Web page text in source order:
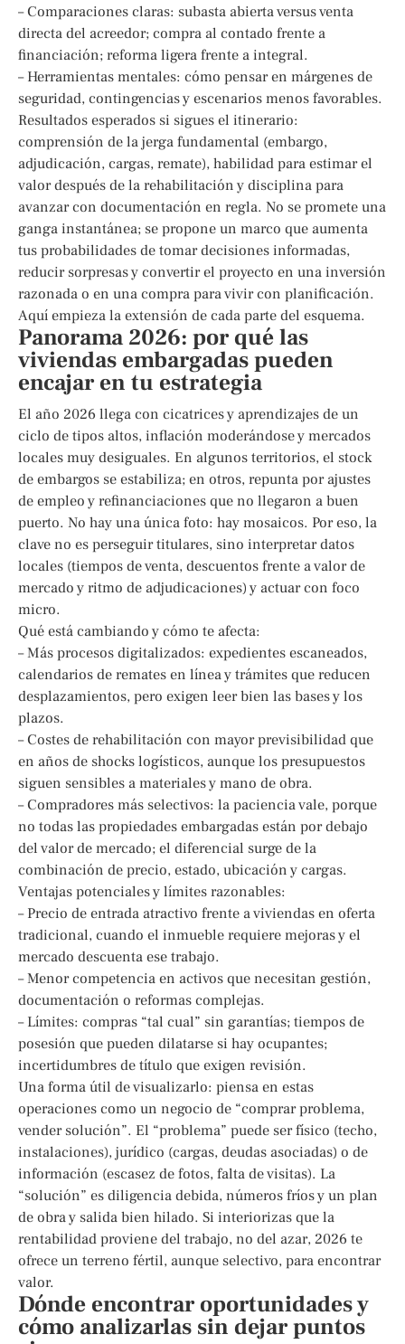
– Comparaciones claras: subasta abierta versus venta
directa del acreedor; compra al contado frente a
financiación; reforma ligera frente a integral.
– Herramientas mentales: cómo pensar en márgenes de
seguridad, contingencias y escenarios menos favorables.
Resultados esperados si sigues el itinerario:
comprensión de la jerga fundamental (embargo,
adjudicación, cargas, remate), habilidad para estimar el
valor después de la rehabilitación y disciplina para
avanzar con documentación en regla. No se promete una
ganga instantánea; se propone un marco que aumenta
tus probabilidades de tomar decisiones informadas,
reducir sorpresas y convertir el proyecto en una inversión
razonada o en una compra para vivir con planificación.
Aquí empieza la extensión de cada parte del esquema.
Panorama 2026: por qué las
viviendas embargadas pueden
encajar en tu estrategia
El año 2026 llega con cicatrices y aprendizajes de un
ciclo de tipos altos, inflación moderándose y mercados
locales muy desiguales. En algunos territorios, el stock
de embargos se estabiliza; en otros, repunta por ajustes
de empleo y refinanciaciones que no llegaron a buen
puerto. No hay una única foto: hay mosaicos. Por eso, la
clave no es perseguir titulares, sino interpretar datos
locales (tiempos de venta, descuentos frente a valor de
mercado y ritmo de adjudicaciones) y actuar con foco
micro.
Qué está cambiando y cómo te afecta:
– Más procesos digitalizados: expedientes escaneados,
calendarios de remates en línea y trámites que reducen
desplazamientos, pero exigen leer bien las bases y los
plazos.
– Costes de rehabilitación con mayor previsibilidad que
en años de shocks logísticos, aunque los presupuestos
siguen sensibles a materiales y mano de obra.
– Compradores más selectivos: la paciencia vale, porque
no todas las propiedades embargadas están por debajo
del valor de mercado; el diferencial surge de la
combinación de precio, estado, ubicación y cargas.
Ventajas potenciales y límites razonables:
– Precio de entrada atractivo frente a viviendas en oferta
tradicional, cuando el inmueble requiere mejoras y el
mercado descuenta ese trabajo.
– Menor competencia en activos que necesitan gestión,
documentación o reformas complejas.
– Límites: compras “tal cual” sin garantías; tiempos de
posesión que pueden dilatarse si hay ocupantes;
incertidumbres de título que exigen revisión.
Una forma útil de visualizarlo: piensa en estas
operaciones como un negocio de “comprar problema,
vender solución”. El “problema” puede ser físico (techo,
instalaciones), jurídico (cargas, deudas asociadas) o de
información (escasez de fotos, falta de visitas). La
“solución” es diligencia debida, números fríos y un plan
de obra y salida bien hilado. Si interiorizas que la
rentabilidad proviene del trabajo, no del azar, 2026 te
ofrece un terreno fértil, aunque selectivo, para encontrar
valor.
Dónde encontrar oportunidades y
cómo analizarlas sin dejar puntos